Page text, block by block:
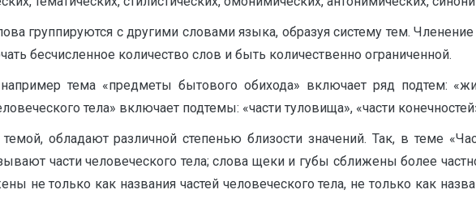
группируются с другими словами языка, образуя систему тем.
бесчисленное количество слов и быть количественно ограниченной.
тема «предметы бытового обихода» включает ряд подтем:
тела» включает подтемы: «части туловища», «части
обладают различной степенью близости значений. Так, в теме
части человеческого тела; слова щеки и губы сближены более
не только как названия частей человеческого тела, не только как